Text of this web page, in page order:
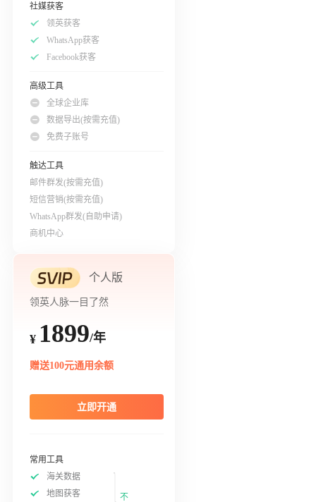
社媒获客
领英获客
WhatsApp获客
Facebook获客
高级工具
全球企业库
数据导出(按需充值)
免费子账号
触达工具
邮件群发(按需充值)
短信营销(按需充值)
WhatsApp群发(自助申请)
商机中心
个人版
领英人脉一目了然
¥ 1899/年
赠送100元通用余额
立即开通
常用工具
海关数据
地图获客
不